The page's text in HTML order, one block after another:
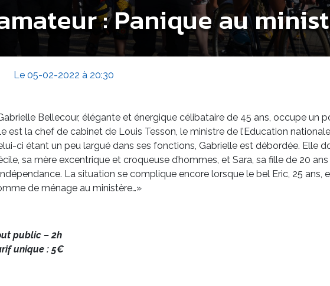
: Panique au
Le 05-02-2022 à 20:30
Bellecour, élégante et énergique célibataire de 45 ans, occupe un
est la chef de cabinet de Louis Tesson, le ministre de l’Education
ci étant un peu largué dans ses fonctions, Gabrielle est débordée. Elle
sa mère excentrique et croqueuse d’hommes, et Sara, sa fille de 20
La situation se complique encore lorsque le bel Eric, 25
de ménage au ministère…»
public – 2h
unique : 5€